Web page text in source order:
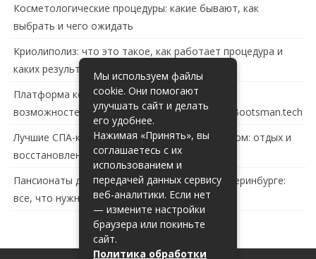
Косметологические процедуры: какие бывают, как
выбрать и чего ожидать
Криолиполиз: что это такое, как работает процедура и
каких результатов ждать
Платформа контейнеризации в России: обзор
возможностей и перспектив развития сайта Bootsman.tech
Лучшие СПА-комплексы в Тольятти с бассейном: отдых и
восстановление за городом
Пансионаты для пожилых с деменцией в Екатеринбурге:
все, что нужно знать
Мы используем файлы
cookie. Они помогают
улучшать сайт и делать
его удобнее.
Нажимая «Принять», вы
соглашаетесь с их
использованием и
передачей данных сервису
веб-аналитики. Если нет
— измените настройки
браузера или покиньте
сайт.
Политика обработки